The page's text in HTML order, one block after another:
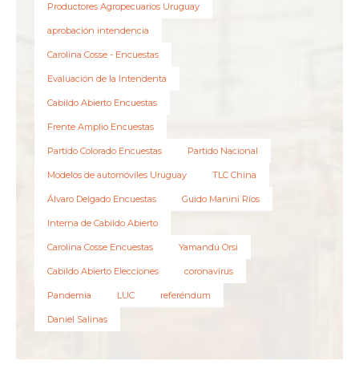
Productores Agropecuarios Uruguay
aprobación intendencia
Carolina Cosse - Encuestas
Evaluación de la Intendenta
Cabildo Abierto Encuestas
Frente Amplio Encuestas
Partido Colorado Encuestas Partido Nacional
Modelos de automóviles Uruguay TLC China
Álvaro Delgado Encuestas Guido Manini Ríos
Interna de Cabildo Abierto
Carolina Cosse Encuestas Yamandú Orsi
Cabildo Abierto Elecciones coronavirus
Pandemia LUC referéndum
Daniel Salinas